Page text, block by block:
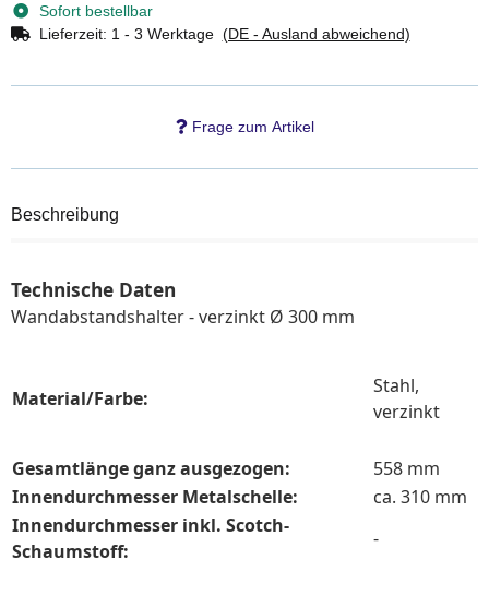
Sofort bestellbar
Lieferzeit: 1 - 3 Werktage (DE - Ausland abweichend)
Frage zum Artikel
Beschreibung
Technische Daten
Wandabstandshalter - verzinkt Ø 300 mm
Material/Farbe:
Stahl,
verzinkt
Gesamtlänge ganz ausgezogen:
558 mm
Innendurchmesser Metalschelle:
ca. 310 mm
Innendurchmesser inkl. Scotch-
Schaumstoff:
-